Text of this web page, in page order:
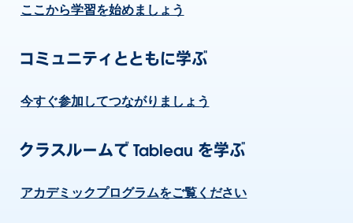
ここから学習を始めましょう
コミュニティとともに学ぶ
今すぐ参加してつながりましょう
クラスルームで Tableau を学ぶ
アカデミックプログラムをご覧ください